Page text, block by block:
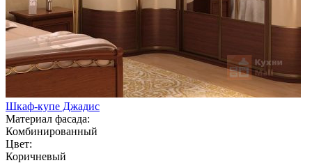
Шкаф-купе Джадис
Материал фасада:
Комбинированный
Цвет:
Коричневый